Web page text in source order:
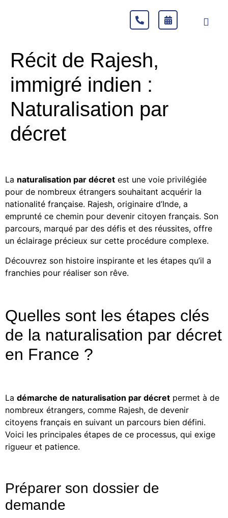
Récit de Rajesh,
immigré indien :
Naturalisation par
décret
La naturalisation par décret est une voie privilégiée
pour de nombreux étrangers souhaitant acquérir la
nationalité française. Rajesh, originaire d’Inde, a
emprunté ce chemin pour devenir citoyen français. Son
parcours, marqué par des défis et des réussites, offre
un éclairage précieux sur cette procédure complexe.
Découvrez son histoire inspirante et les étapes qu’il a
franchies pour réaliser son rêve.
Quelles sont les étapes clés
de la naturalisation par décret
en France ?
La démarche de naturalisation par décret permet à de
nombreux étrangers, comme Rajesh, de devenir
citoyens français en suivant un parcours bien défini.
Voici les principales étapes de ce processus, qui exige
rigueur et patience.
Préparer son dossier de
demande